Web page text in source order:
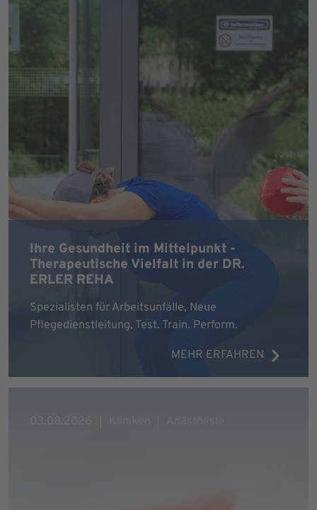
Ihre Gesundheit im Mittelpunkt -
Therapeutische Vielfalt in der DR.
ERLER REHA
Spezialisten für Arbeitsunfälle, Neue
Pflegedienstleitung, Test. Train. Perform.
MEHR ERFAHREN